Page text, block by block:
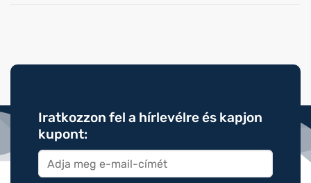
Iratkozzon fel a hírlevélre és kapjon
kupont: